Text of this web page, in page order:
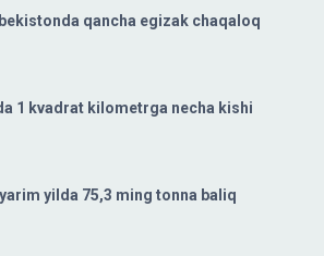
qancha egizak chaqaloq
1 kvadrat kilometrga necha kishi
yilda 75,3 ming tonna baliq